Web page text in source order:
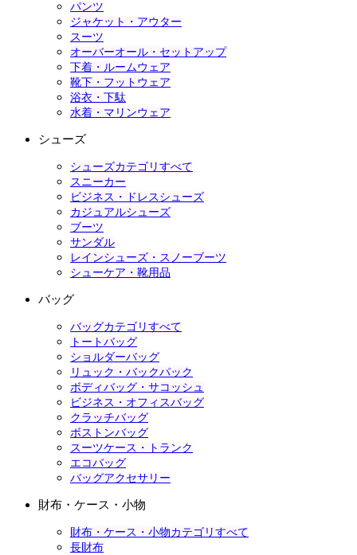
パンツ
ジャケット・アウター
スーツ
オーバーオール・セットアップ
下着・ルームウェア
靴下・フットウェア
浴衣・下駄
水着・マリンウェア
シューズ
シューズカテゴリすべて
スニーカー
ビジネス・ドレスシューズ
カジュアルシューズ
ブーツ
サンダル
レインシューズ・スノーブーツ
シューケア・靴用品
バッグ
バッグカテゴリすべて
トートバッグ
ショルダーバッグ
リュック・バックパック
ボディバッグ・サコッシュ
ビジネス・オフィスバッグ
クラッチバッグ
ボストンバッグ
スーツケース・トランク
エコバッグ
バッグアクセサリー
財布・ケース・小物
財布・ケース・小物カテゴリすべて
長財布